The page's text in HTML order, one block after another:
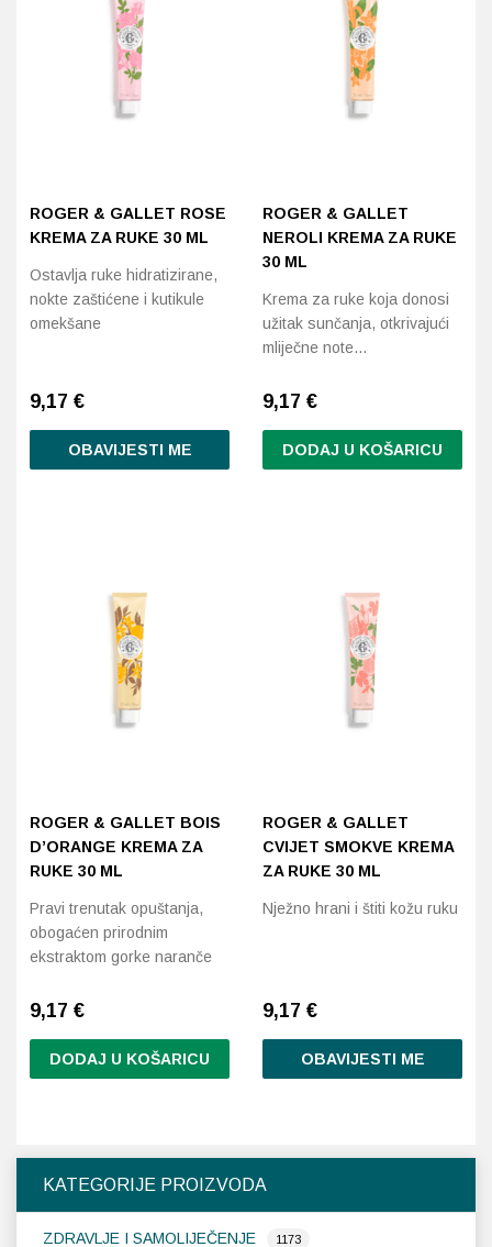
KATEGORIJE PROIZVODA
ZDRAVLJE I SAMOLIJEČENJE 1173
ROGER & GALLET ROSE
KREMA ZA RUKE 30 ML
Ostavlja ruke hidratizirane,
nokte zaštićene i kutikule
omekšane
9,17 €
OBAVIJESTI ME
ROGER & GALLET
NEROLI KREMA ZA RUKE
30 ML
Krema za ruke koja donosi
užitak sunčanja, otkrivajući
mliječne note…
9,17 €
DODAJ U KOŠARICU
ROGER & GALLET BOIS
D’ORANGE KREMA ZA
RUKE 30 ML
Pravi trenutak opuštanja,
obogaćen prirodnim
ekstraktom gorke naranče
9,17 €
DODAJ U KOŠARICU
ROGER & GALLET
CVIJET SMOKVE KREMA
ZA RUKE 30 ML
Nježno hrani i štiti kožu ruku
9,17 €
OBAVIJESTI ME